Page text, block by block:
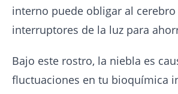
interno puede obligar al
interruptores de la luz para
Bajo este rostro, la niebla es
fluctuaciones en tu bioquímica